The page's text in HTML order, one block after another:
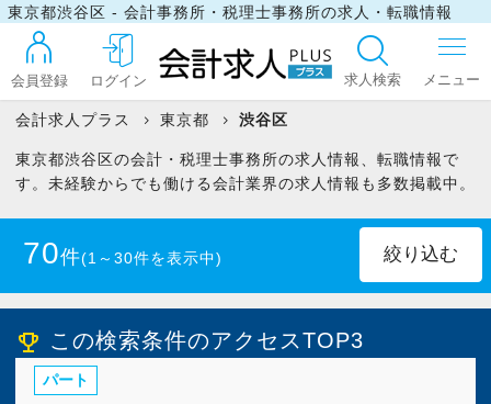
東京都渋谷区 - 会計事務所・税理士事務所の求人・転職情報
会員登録 ログイン 求人検索
ログイン
最近見た求人
マイリスト
会計求人プラス 東京都 渋谷区
東京都渋谷区の会計・税理士事務所の求人情報、転職情報で
す。未経験からでも働ける会計業界の求人情報も多数掲載中。
70件(1～30件を表示中)
公認会計士
emoji_events この検索条件のアクセスTOP3
パート